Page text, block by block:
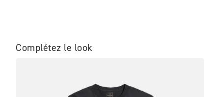
Complétez le look